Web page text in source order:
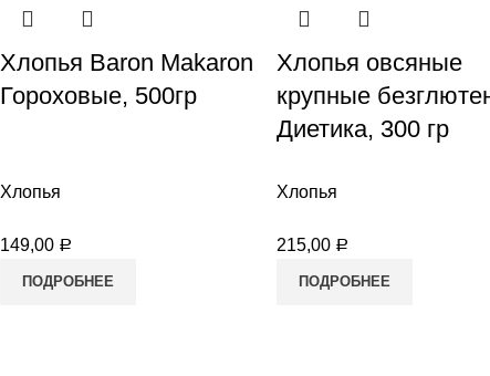
Хлопья Baron Makaron
Гороховые, 500гр
Хлопья
149,00 Р
ПОДРОБНЕЕ
Хлопья овсяные
крупные
Диетика, 300 гр
Хлопья
215,00 Р
ПОДРОБНЕЕ